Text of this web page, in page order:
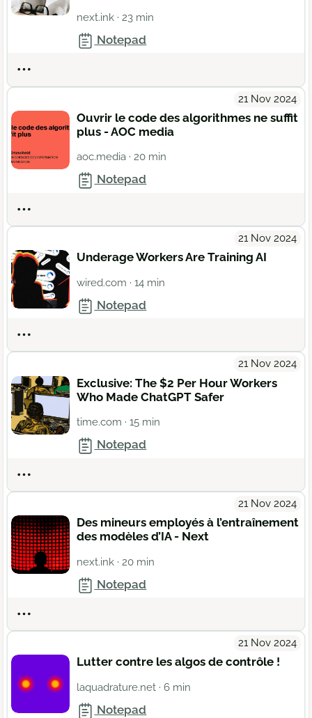
next.ink · 23 min
Notepad
21 Nov 2024
Ouvrir le code des algorithmes ne suffit
plus - AOC media
aoc.media · 20 min
Notepad
21 Nov 2024
Underage Workers Are Training AI
wired.com · 14 min
Notepad
21 Nov 2024
Exclusive: The $2 Per Hour Workers
Who Made ChatGPT Safer
time.com · 15 min
Notepad
21 Nov 2024
Des mineurs employés à l’entraînement
des modèles d’IA - Next
next.ink · 20 min
Notepad
21 Nov 2024
Lutter contre les algos de contrôle !
laquadrature.net · 6 min
Notepad